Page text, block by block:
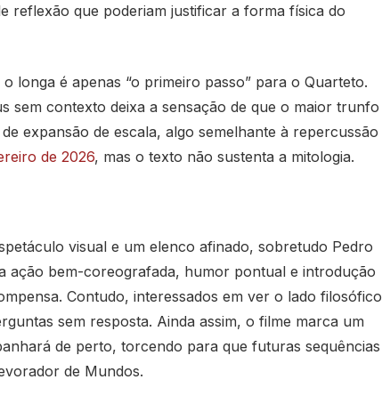
reflexão que poderiam justificar a forma física do
longa é apenas “o primeiro passo” para o Quarteto.
sem contexto deixa a sensação de que o maior trunfo
expansão de escala, algo semelhante à repercussão
de 2026, mas o texto não sustenta a mitologia.
visual e um elenco afinado, sobretudo Pedro
ação bem-coreografada, humor pontual e introdução
Contudo, interessados em ver o lado filosófico
sem resposta. Ainda assim, o filme marca um
de perto, torcendo para que futuras sequências
de Mundos.